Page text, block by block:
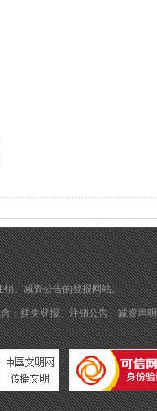
销、减资公告的登报网站。
：挂失登报、注销公告、减资声